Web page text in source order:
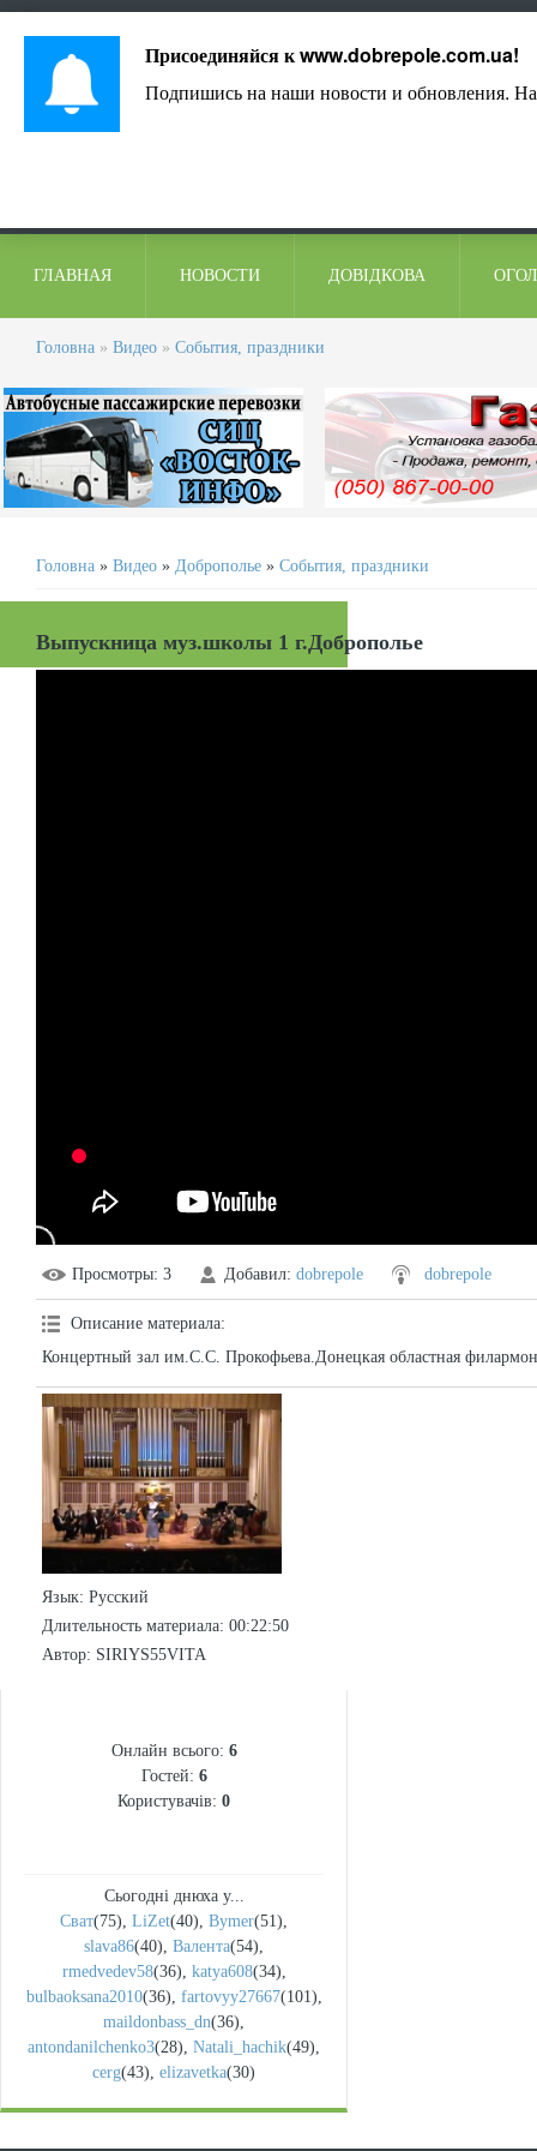
ГЛАВНАЯ НОВОСТИ ДОВІДКОВА
Головна » Видео » События, праздники
Головна » Видео » Доброполье » События, праздники
Выпускница муз.школы 1 г.Доброполье
Просмотры: 3 Добавил: dobrepole dobrepole
Описание материала:
Концертный зал им.С.С. Прокофьева.Донецкая областная
Язык: Русский
Длительность материала: 00:22:50
Автор: SIRIYS55VITA
Онлайн всього: 6
Гостей: 6
Користувачів: 0
Сьогодні днюха у...
Сват(75), LiZet(40), Bymer(51),
slava86(40), Валента(54),
rmedvedev58(36), katya608(34),
bulbaoksana2010(36), fartovyy27667(101),
maildonbass_dn(36),
antondanilchenko3(28), Natali_hachik(49),
cerg(43), elizavetka(30)
Присоединяйся кwww.dobrepole.com.ua!
Подпишись на наши новости и обновления.